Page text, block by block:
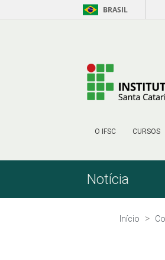
Pular para o Conteúdo BRASIL
O IFSC CURSOS
Notícia
Início